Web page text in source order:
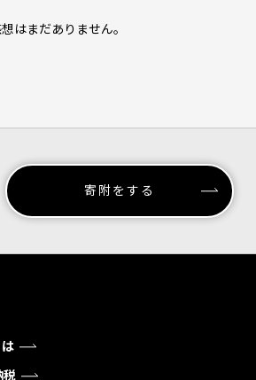
はまだありません。
寄附をする
税